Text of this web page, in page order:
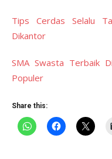
Tips Cerdas Selalu
Dikantor
SMA Swasta Terbaik
Populer
Share this: